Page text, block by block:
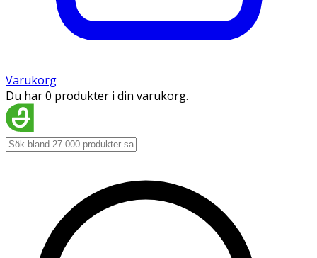
Varukorg
Du har 0 produkter i din varukorg.